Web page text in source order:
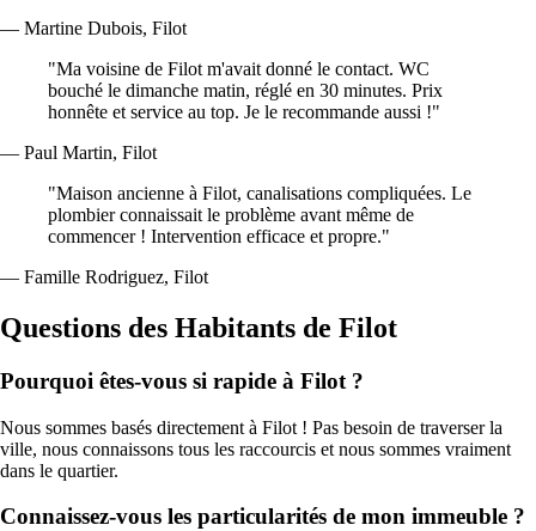
— Martine Dubois, Filot
"Ma voisine de Filot m'avait donné le contact. WC
bouché le dimanche matin, réglé en 30 minutes. Prix
honnête et service au top. Je le recommande aussi !"
— Paul Martin, Filot
"Maison ancienne à Filot, canalisations compliquées. Le
plombier connaissait le problème avant même de
commencer ! Intervention efficace et propre."
— Famille Rodriguez, Filot
Questions des Habitants de Filot
Pourquoi êtes-vous si rapide à Filot ?
Nous sommes basés directement à Filot ! Pas besoin de traverser la
ville, nous connaissons tous les raccourcis et nous sommes vraiment
dans le quartier.
Connaissez-vous les particularités de mon immeuble ?